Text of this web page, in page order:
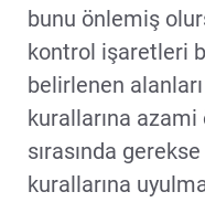
bunu önlemiş
kontrol işaretleri
belirlenen
kurallarına
sırasında
kurallarına